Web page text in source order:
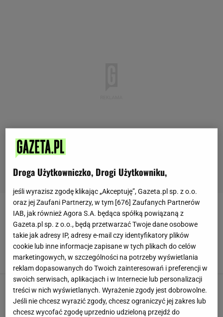
SYLWIA SZOSTAK
Szybki, ale skuteczny trening pleców z Sylwią
Szostak!
CIAŁO FITNESS SYLWIA SZOSTAK URODA ZDROWIE
Cardio vs. siłownia. To zdjęcie Sylwii Szostak
mówi WSZYSTKO!
CIAŁO FITNESS SYLWETKA SYLWIA SZOSTAK TRENING
Droga Użytkowniczko, Drogi Użytkowniku,
jeśli wyrazisz zgodę klikając „Akceptuję”, Gazeta.pl sp. z o.o.
oraz jej Zaufani Partnerzy, w tym [676] Zaufanych Partnerów
IAB, jak również Agora S.A. będąca spółką powiązaną z
Gazeta.pl sp. z o.o., będą przetwarzać Twoje dane osobowe
takie jak adresy IP, adresy e-mail czy identyfikatory plików
cookie lub inne informacje zapisane w tych plikach do celów
marketingowych, w szczególności na potrzeby wyświetlania
reklam dopasowanych do Twoich zainteresowań i preferencji w
swoich serwisach, aplikacjach i w Internecie lub personalizacji
treści w nich wyświetlanych. Wyrażenie zgody jest dobrowolne.
Jeśli nie chcesz wyrazić zgody, chcesz ograniczyć jej zakres lub
chcesz wycofać zgodę uprzednio udzieloną przejdź do